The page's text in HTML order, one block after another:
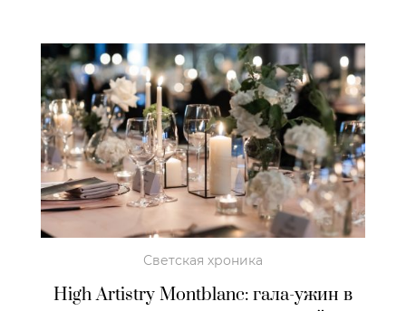
Светская хроника
High Artistry Montblanc: гала-ужин в